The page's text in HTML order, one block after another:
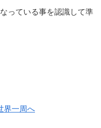
っている事を認識して準